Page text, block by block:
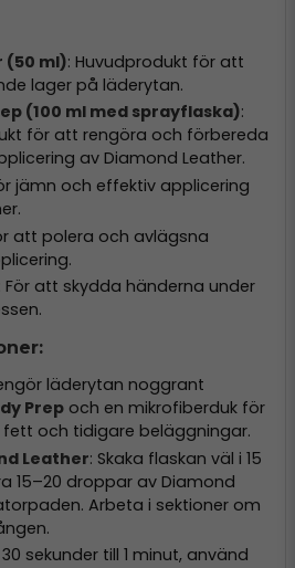
(50 ml): Huvudprodukt för att
lager på läderytan.
(100 ml med sprayflaska):
för att rengöra och förbereda
av Diamond Leather.
jämn och effektiv applicering
att polera och avlägsna
: För att skydda händerna under
läderytan noggrant
Prepoch en mikrofiberduk för
och tidigare beläggningar.
Leather: Skaka flaskan väl i 15
15–20 droppar av Diamond
Arbeta i sektioner om
30 sekunder till 1 minut, använd